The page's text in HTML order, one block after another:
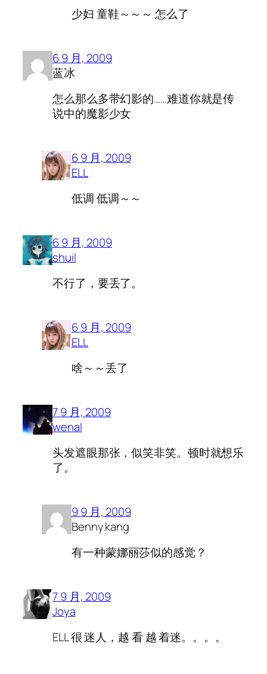
少妇 童鞋～～～ 怎么了
6 9 月, 2009
蓝冰
怎么那么多带幻影的……难道你就是传
说中的魔影少女
6 9 月, 2009
ELL
低调 低调～～
6 9 月, 2009
shuil
不行了，要丢了。
6 9 月, 2009
ELL
啥～～丢了
7 9 月, 2009
wenal
头发遮眼那张，似笑非笑。顿时就想乐
了。
9 9 月, 2009
Benny.kang
有一种蒙娜丽莎似的感觉？
7 9 月, 2009
Joya
ELL 很 迷人，越 看 越 着迷。。。。